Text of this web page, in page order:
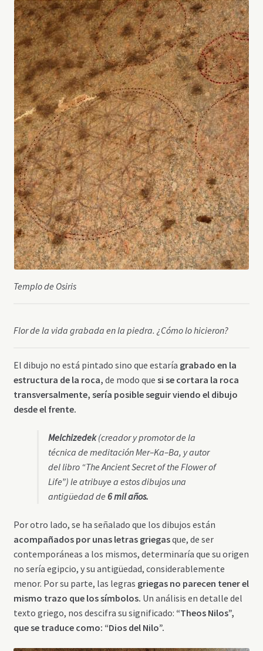
Templo de Osiris
Flor de la vida grabada en la piedra. ¿Cómo lo hicieron?
El dibujo no está pintado sino que estaría grabado en la
estructura de la roca, de modo que si se cortara la roca
transversalmente, sería posible seguir viendo el dibujo
desde el frente.
Melchizedek(creador y promotor de la
técnica de meditación Mer–Ka–Ba, y autor
del libro “The Ancient Secret of the Flower of
Life”) le atribuye a estos dibujos una
antigüedad de 6 mil años.
Por otro lado, se ha señalado que los dibujos están
acompañados por unas letras griegasque, de ser
contemporáneas a los mismos, determinaría que su origen
no sería egipcio, y su antigüedad, considerablemente
menor. Por su parte, las legras griegas no parecen tener el
mismo trazo que los símbolos. Un análisis en detalle del
texto griego, nos descifra su significado: “Theos Nilos”,
que se traduce como: “Dios del Nilo”.